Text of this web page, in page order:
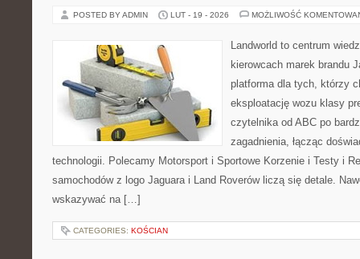
POSTED BY ADMIN LUT - 19 - 2026 MOŻLIWOŚĆ
Landworld to centrum
kierowcach marek brandu
platforma dla tych, którzy
eksploatację wozu klasy
czytelnika od ABC po
zagadnienia, łącząc
technologii. Polecamy Motorsport i Sportowe Korzenie i Testy i
samochodów z logo Jaguara i Land Roverów liczą się detale.
wskazywać na […]
CATEGORIES: KOŚCIAN